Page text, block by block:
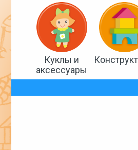
Куклы и
аксессуары